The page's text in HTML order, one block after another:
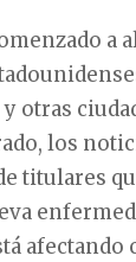
a
otras
los
titulares
afectando